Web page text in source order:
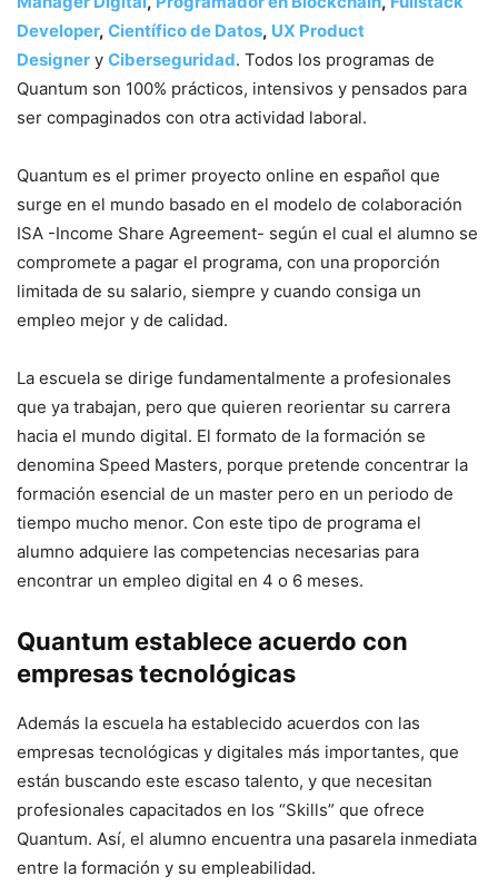
Developer, Científico de Datos, UX Product
Designer y Ciberseguridad. Todos los programas de
Quantum son 100% prácticos, intensivos y pensados para
ser compaginados con otra actividad laboral.
Quantum es el primer proyecto online en español que
surge en el mundo basado en el modelo de colaboración
ISA -Income Share Agreement- según el cual el alumno se
compromete a pagar el programa, con una proporción
limitada de su salario, siempre y cuando consiga un
empleo mejor y de calidad.
La escuela se dirige fundamentalmente a profesionales
que ya trabajan, pero que quieren reorientar su carrera
hacia el mundo digital. El formato de la formación se
denomina Speed Masters, porque pretende concentrar la
formación esencial de un master pero en un periodo de
tiempo mucho menor. Con este tipo de programa el
alumno adquiere las competencias necesarias para
encontrar un empleo digital en 4 o 6 meses.
Quantum establece acuerdo con
empresas tecnológicas
Además la escuela ha establecido acuerdos con las
empresas tecnológicas y digitales más importantes, que
están buscando este escaso talento, y que necesitan
profesionales capacitados en los “Skills” que ofrece
Quantum. Así, el alumno encuentra una pasarela inmediata
entre la formación y su empleabilidad.